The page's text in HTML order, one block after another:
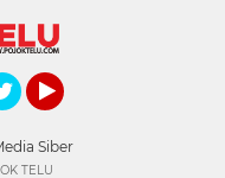
Siber
TELU